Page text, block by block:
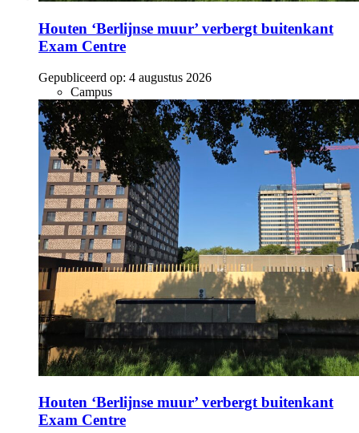
Houten ‘Berlijnse muur’ verbergt buitenkant
Exam Centre
Gepubliceerd op: 4 augustus 2026
Campus
Houten ‘Berlijnse muur’ verbergt buitenkant
Exam Centre